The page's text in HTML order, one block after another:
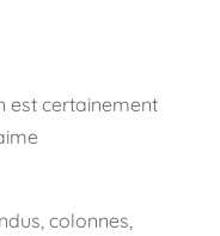
est certainement
colonnes,